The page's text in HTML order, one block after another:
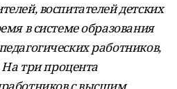
воспитателей детских
в системе образования
работников,
три процента